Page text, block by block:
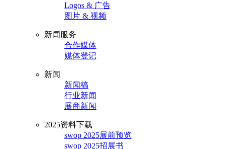
Logos & 广告
图片 & 视频
新闻服务
合作媒体
媒体登记
新闻
新闻稿
行业新闻
展商新闻
2025资料下载
swop 2025展前预览
swop 2025招展书